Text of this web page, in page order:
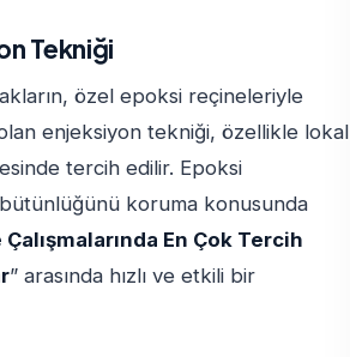
Tekniği
özel epoksi reçineleriyle
enjeksiyon tekniği, özellikle lokal
tercih edilir. Epoksi
bütünlüğünü koruma konusunda
En Çok Tercih
” arasında hızlı ve etkili bir